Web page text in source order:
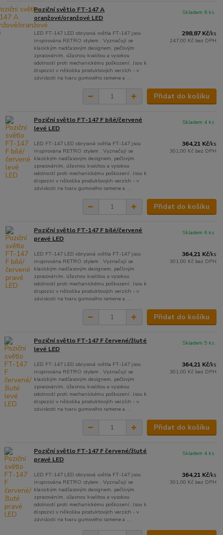
Poziční světlo FT-147 A
oranžové/oranžové LED
LED FT-147 LED obrysová světla FT-147 jsou
inspirována RETRO stylem . Vyznačují se
klasickým nadčasovým designem, pečlivým
zpracováním, úžasnou kvalitou a vysokou
odolností proti mechanickému poškození. Jsou k
dispozici v několika produktových verzích - v
závislosti na tvaru gumového ramene a ...
298,87 Kč/ks
247,00 Kč bez DPH
Skladem 6 ks
Přidat do košíku
Poziční světlo FT-147 F bílé/červené
levé LED
LED FT-147 LED obrysová světla FT-147 jsou
inspirována RETRO stylem . Vyznačují se
klasickým nadčasovým designem, pečlivým
zpracováním, úžasnou kvalitou a vysokou
odolností proti mechanickému poškození. Jsou k
dispozici v několika produktových verzích - v
závislosti na tvaru gumového ramene a ...
364,21 Kč/ks
301,00 Kč bez DPH
Skladem 4 ks
Přidat do košíku
Poziční světlo FT-147 F bílé/červené
pravé LED
LED FT-147 LED obrysová světla FT-147 jsou
inspirována RETRO stylem . Vyznačují se
klasickým nadčasovým designem, pečlivým
zpracováním, úžasnou kvalitou a vysokou
odolností proti mechanickému poškození. Jsou k
dispozici v několika produktových verzích - v
závislosti na tvaru gumového ramene a ...
364,21 Kč/ks
301,00 Kč bez DPH
Skladem 6 ks
Přidat do košíku
Poziční světlo FT-147 F červené/žluté
levé LED
LED FT-147 LED obrysová světla FT-147 jsou
inspirována RETRO stylem . Vyznačují se
klasickým nadčasovým designem, pečlivým
zpracováním, úžasnou kvalitou a vysokou
odolností proti mechanickému poškození. Jsou k
dispozici v několika produktových verzích - v
závislosti na tvaru gumového ramene a ...
364,21 Kč/ks
301,00 Kč bez DPH
Skladem 5 ks
Přidat do košíku
Poziční světlo FT-147 F červené/žluté
pravé LED
LED FT-147 LED obrysová světla FT-147 jsou
inspirována RETRO stylem . Vyznačují se
klasickým nadčasovým designem, pečlivým
zpracováním, úžasnou kvalitou a vysokou
odolností proti mechanickému poškození. Jsou k
dispozici v několika produktových verzích - v
závislosti na tvaru gumového ramene a ...
364,21 Kč/ks
301,00 Kč bez DPH
Skladem 4 ks